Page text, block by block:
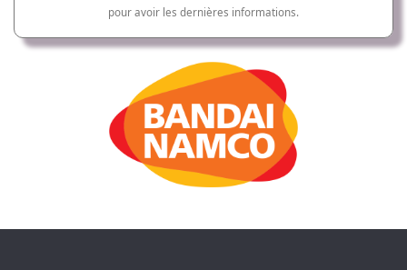
pour avoir les dernières informations.